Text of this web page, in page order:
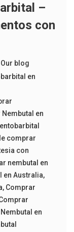
–
con
Our blog
en
en
comprar
con
nembutal en
en Australia,
, Comprar
en